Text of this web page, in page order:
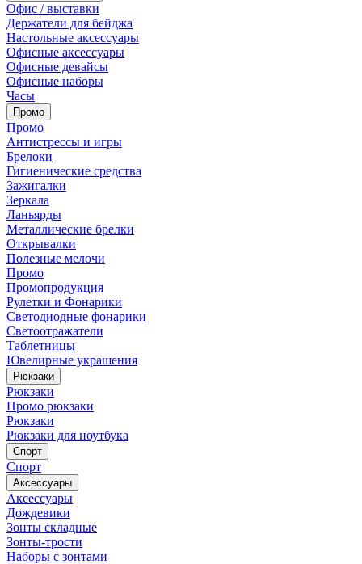
Офис / выставки
Держатели для бейджа
Настольные аксессуары
Офисные аксессуары
Офисные девайсы
Офисные наборы
Часы
Промо
Промо
Антистрессы и игры
Брелоки
Гигиенические средства
Зажигалки
Зеркала
Ланьярды
Металлические брелки
Открывалки
Полезные мелочи
Промо
Промопродукция
Рулетки и Фонарики
Светодиодные фонарики
Светоотражатели
Таблетницы
Ювелирные украшения
Рюкзаки
Рюкзаки
Промо рюкзаки
Рюкзаки
Рюкзаки для ноутбука
Спорт
Спорт
Аксессуары
Аксессуары
Дождевики
Зонты складные
Зонты-трости
Наборы с зонтами